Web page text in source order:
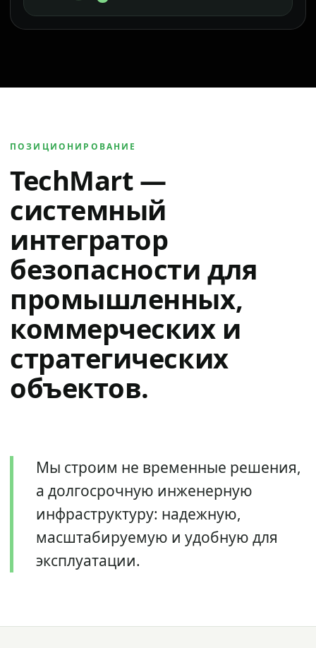
ПОЗИЦИОНИРОВАНИЕ
TechMart —
системный
интегратор
безопасности для
промышленных,
коммерческих и
стратегических
объектов.
Мы строим не временные решения,
а долгосрочную инженерную
инфраструктуру: надежную,
масштабируемую и удобную для
эксплуатации.